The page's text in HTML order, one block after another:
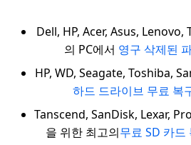
Dell, HP, Acer, Asus, Lenovo,
의 PC에서 영구 삭제된
HP, WD, Seagate, Toshiba,
하드 드라이브 무료 복
Tanscend, SanDisk, Lexar,
을 위한 최고의무료 SD 카드